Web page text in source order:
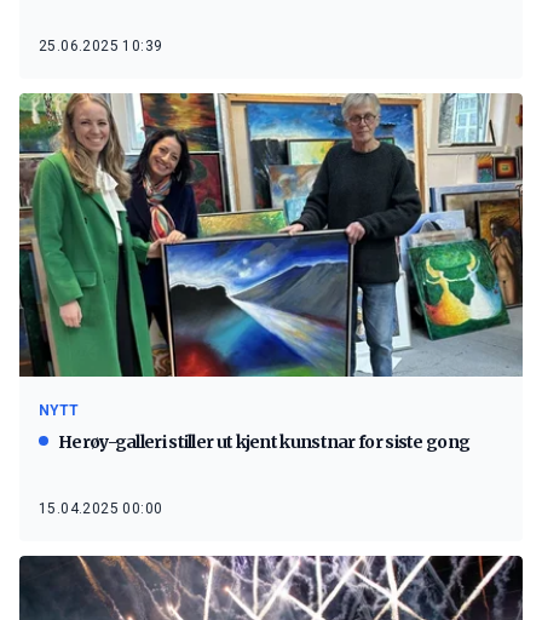
25.06.2025 10:39
NYTT
Herøy-galleri stiller ut kjent kunstnar for siste gong
15.04.2025 00:00